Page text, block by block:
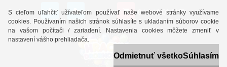
S cieľom uľahčiť užívateľom používať naše webové stránky využívame
cookies. Používaním našich stránok súhlasíte s ukladaním súborov cookie
na vašom počítači / zariadení. Nastavenia cookies môžete zmeniť v
nastavení vášho prehliadača.
Odmietnuť všetkoSúhlasím
0 ks / 0,00 EUR